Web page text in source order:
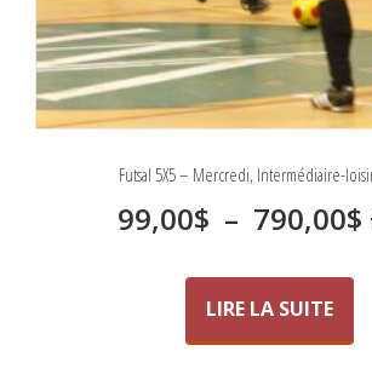
Futsal 5X5 – Mercredi, Intermédiaire-
99,00$ – 790,00$
LIRE LA SUITE